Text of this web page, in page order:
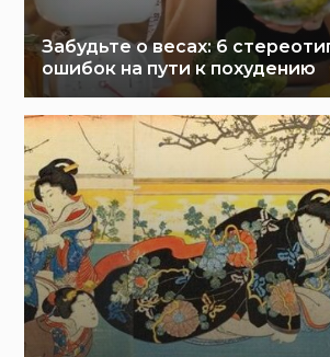
Забудьте о весах: 6
ошибок на пути к похудению